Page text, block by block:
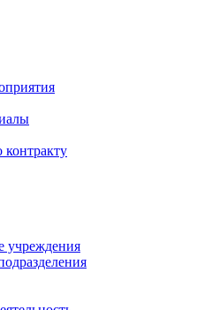
учреждения